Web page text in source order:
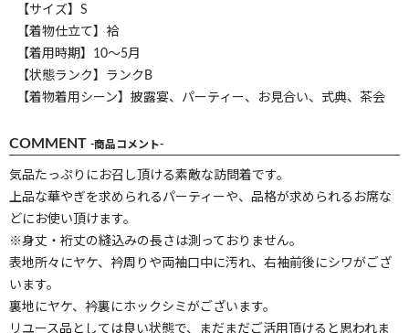
【サイズ】S
【着物仕立て】袷
【着用時期】10～5月
【状態ランク】ランクB
【着物着用シーン】披露宴、パーティー、お見合い、式典、茶会
COMMENT -商品コメント-
気品たっぷりにお召し頂ける素敵な訪問着です。
上品な華やぎを求められるパーティーや、品格が求められるお席な
どにお使い頂けます。
※身丈・裄丈の縫込みの長さは測っておりません。
表地所々にヤケ、衿周りや両袖口中に汚れ、右袖前後にシワがござ
います。
裏地にヤケ、衿裏にホックシミがございます。
リユース品としては良い状態で、まだまだご活用頂けると思われま